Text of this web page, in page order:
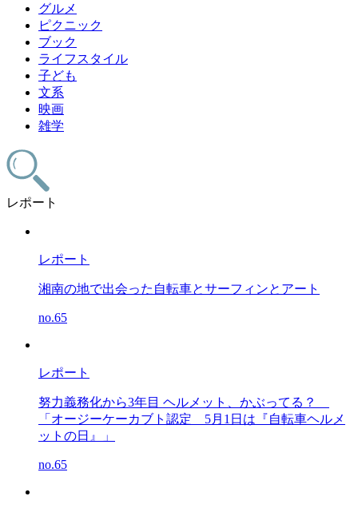
グルメ
ピクニック
ブック
ライフスタイル
子ども
文系
映画
雑学
レポート
レポート
湘南の地で出会った自転車とサーフィンとアート
no.65
レポート
努力義務化から3年目 ヘルメット、かぶってる？
「オージーケーカブト認定 5月1日は『自転車ヘルメ
ットの日』」
no.65